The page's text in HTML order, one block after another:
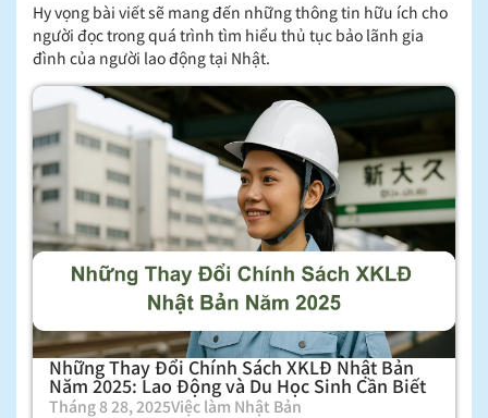
Hy vọng bài viết sẽ mang đến những thông tin hữu ích cho
người đọc trong quá trình tìm hiểu thủ tục bảo lãnh gia
đình của người lao động tại Nhật.
Những Thay Đổi Chính Sách XKLĐ Nhật Bản
Năm 2025: Lao Động và Du Học Sinh Cần Biết
Tháng 8 28, 2025Việc làm Nhật Bản